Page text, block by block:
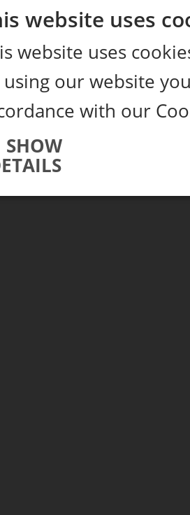
website uses
website uses
using our website
with our
SHOW